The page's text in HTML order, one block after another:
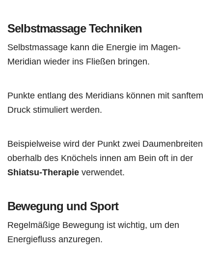
Selbstmassage Techniken
Selbstmassage kann die Energie im Magen-
Meridian wieder ins Fließen bringen.
Punkte entlang des Meridians können mit sanftem
Druck stimuliert werden.
Beispielweise wird der Punkt zwei Daumenbreiten
oberhalb des Knöchels innen am Bein oft in der
Shiatsu-Therapie verwendet.
Bewegung und Sport
Regelmäßige Bewegung ist wichtig, um den
Energiefluss anzuregen.